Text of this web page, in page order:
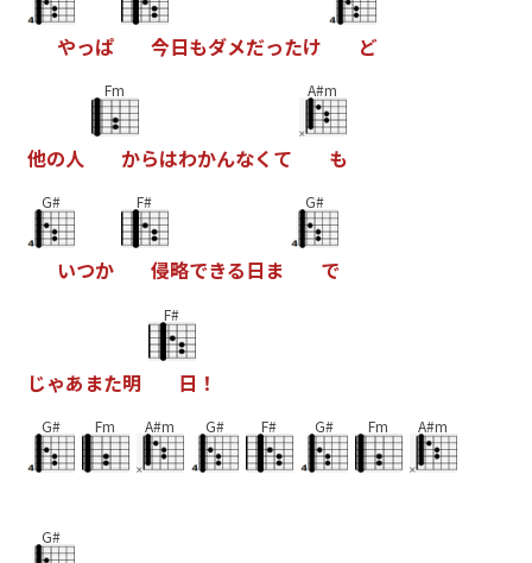
やっぱ 今日もダメだったけ ど
他の人
Fm
からはわかんなく て
A#m
も
G#
いつか
F#
侵略できる日 ま
G#
で
じゃあ また明
F#
日 ！
G# Fm A#m G# F# G# Fm A#m
G#